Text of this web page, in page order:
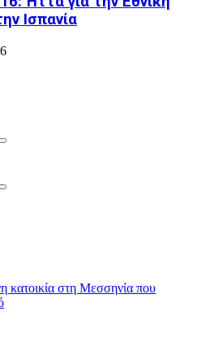
Ισπανία
Search
Search
κατοικία στη Μεσσηνία που